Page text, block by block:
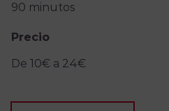
90 minutos
Precio
De 10€ a 24€